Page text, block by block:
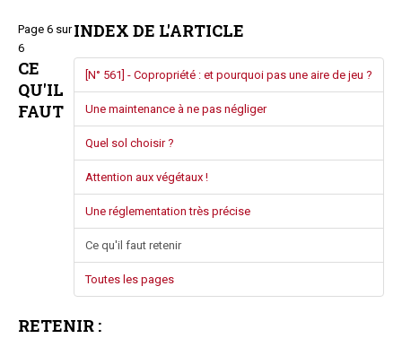
Questions/réponses
Études juridiques
Copro. en difficulté
Formez-vous !
Parole d'experts*
INDEX DE L'ARTICLE
[N° 561] - Copropriété : et pourquoi pas une aire de jeu ?
Une maintenance à ne pas négliger
Quel sol choisir ?
Attention aux végétaux !
Une réglementation très précise
Ce qu'il faut retenir
Toutes les pages
Page 6 sur
6
CE
QU'IL
FAUT
RETENIR :